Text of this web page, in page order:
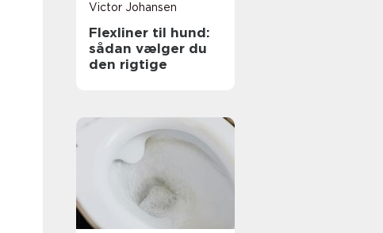
Victor Johansen
Flexliner til hund:
sådan vælger du
den rigtige